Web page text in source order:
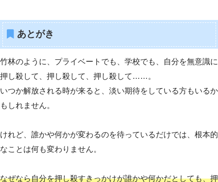
あとがき
竹林のように、プライベートでも、学校でも、自分を無意識に
押し殺して、押し殺して、押し殺して……。
いつか解放される時が来ると、淡い期待をしている方もいるか
もしれません。
けれど、誰かや何かが変わるのを待っているだけでは、根本的
なことは何も変わりません。
なぜなら自分を押し殺すきっかけが誰かや何かだとしても、押